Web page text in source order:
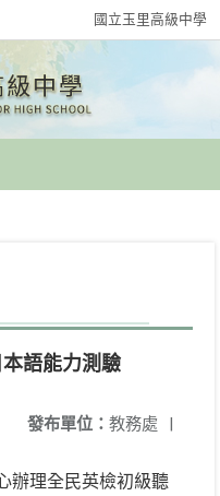
國立玉里高級中學
本語能力測驗
發布單位： 教務處 |
辦理全民英檢初級聽